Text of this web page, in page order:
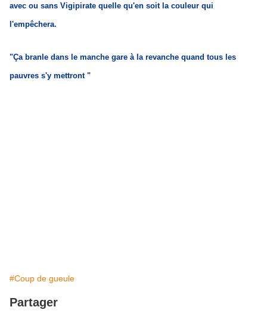
avec ou sans Vigipirate quelle qu'en soit la couleur qui
l'empêchera.
"Ça branle dans le manche gare à la revanche quand tous les
pauvres s'y mettront "
#Coup de gueule
Partager